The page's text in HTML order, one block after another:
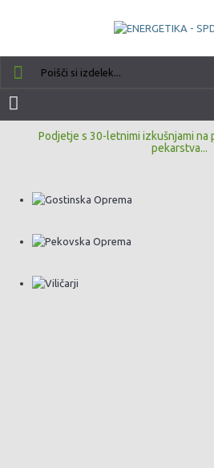
Podjetje s 30-letnimi izkušnjami na
pekarstva...